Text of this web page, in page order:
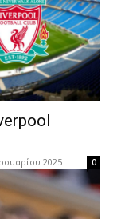
2025 0